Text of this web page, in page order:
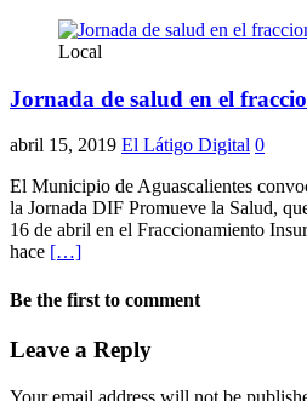
Local
Jornada de salud en el
abril 15, 2019 El Látigo Digital 0
El Municipio de Aguascalientes
la Jornada DIF Promueve la Salud,
16 de abril en el Fraccionamiento
hace […]
Be the first to comment
Leave a Reply
Your email address will not be